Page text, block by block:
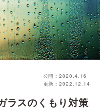
公開：2020.4.16
更新：2022.12.14
ラスのくもり対策